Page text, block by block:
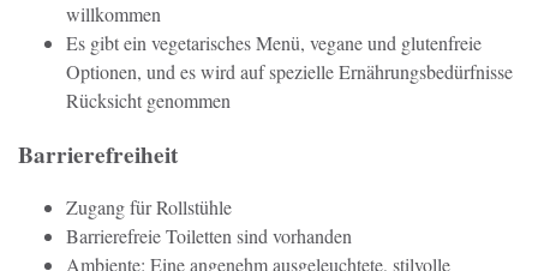
willkommen
Es gibt ein vegetarisches Menü, vegane und glutenfreie
Optionen, und es wird auf spezielle Ernährungsbedürfnisse
Rücksicht genommen
Barrierefreiheit
Zugang für Rollstühle
Barrierefreie Toiletten sind vorhanden
Ambiente: Eine angenehm ausgeleuchtete, stilvolle